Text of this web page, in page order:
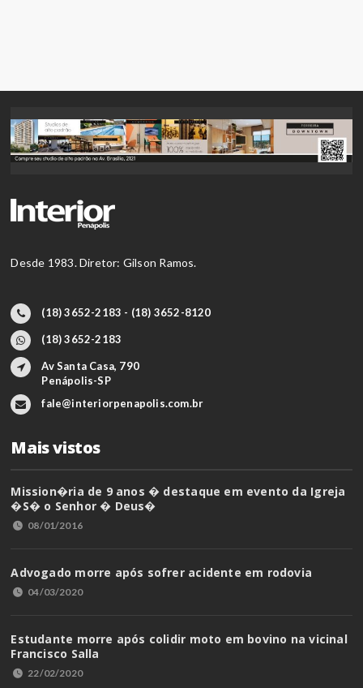
Desde 1983. Diretor: Gilson Ramos.
(18) 3652-2183 - (18) 3652-8120
(18) 3652-2183
Av Santa Casa, 790
Penápolis-SP
fale@interiorpenapolis.com.br
Mais vistos
Mission�ria de 9 anos � destaque em evento da Igreja
�S� o Senhor � Deus�
08/01/2016
Advogado morre após sofrer acidente em rodovia
04/03/2020
Estudante morre após colidir moto em bovino na vicinal
Francisco Salla
22/02/2020